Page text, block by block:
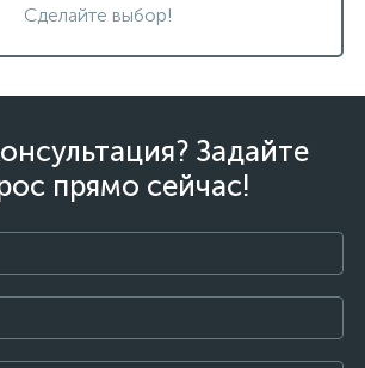
Сделайте выбор!
Задайте
прямо сейчас!